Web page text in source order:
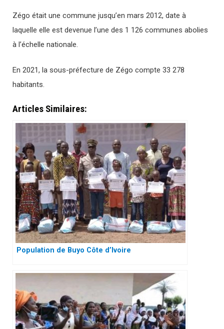
Zégo était une commune jusqu’en mars 2012, date à
laquelle elle est devenue l’une des 1 126 communes abolies
à l’échelle nationale.
En 2021, la sous-préfecture de Zégo compte 33 278
habitants.
Articles Similaires:
Population de Buyo Côte d’Ivoire